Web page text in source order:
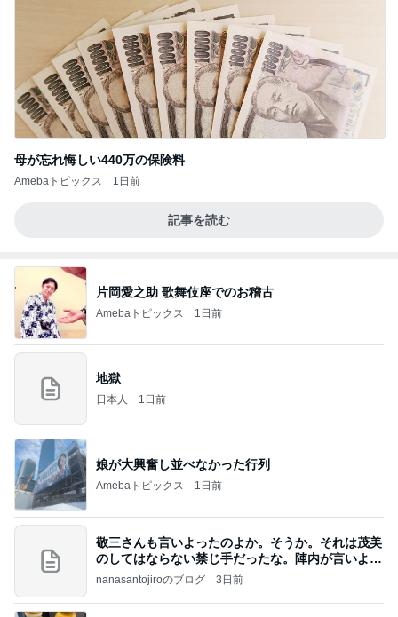
母が忘れ悔しい440万の保険料
Amebaトピックス 1日前
記事を読む
片岡愛之助 歌舞伎座でのお稽古
Amebaトピックス 1日前
地獄
日本人 1日前
娘が大興奮し並べなかった行列
Amebaトピックス 1日前
敬三さんも言いよったのよか。そうか。それは茂美
のしてはならない禁じ手だったな。陣内が言いよる
のよ
nanasantojiroのブログ 3日前